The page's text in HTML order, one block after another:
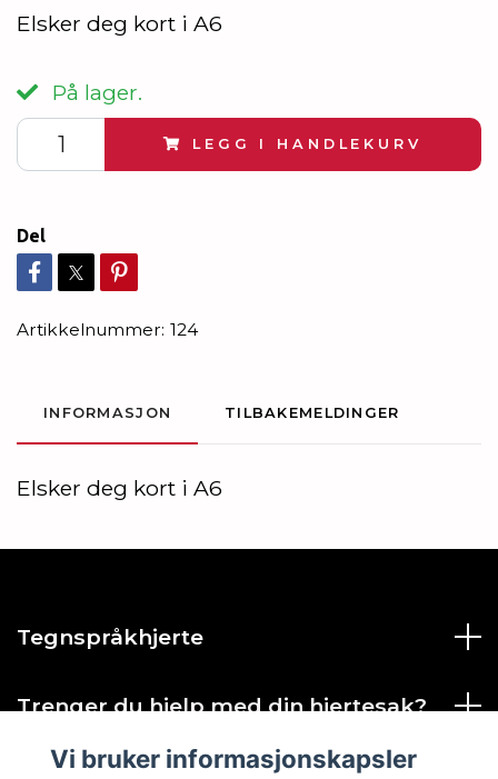
Elsker deg kort i A6
På lager.
LEGG I HANDLEKURV
Del
Artikkelnummer: 124
INFORMASJON TILBAKEMELDINGER
Elsker deg kort i A6
Tegnspråkhjerte
Trenger du hjelp med din hjertesak?
Vi bruker informasjonskapsler